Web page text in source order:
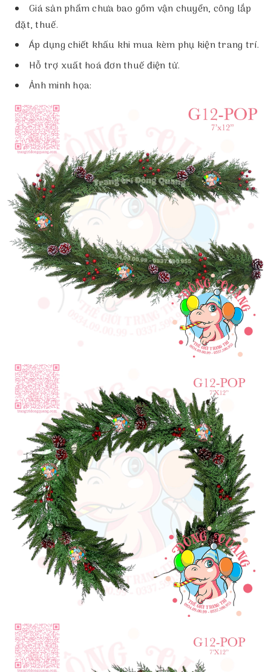
Giá sản phẩm chưa bao gồm vận chuyển, công lắp
đặt, thuế.
Áp dụng chiết khấu khi mua kèm phụ kiện trang trí.
Hỗ trợ xuất hoá đơn thuế điện tử.
Ảnh minh họa: